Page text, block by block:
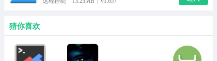
猜你喜欢